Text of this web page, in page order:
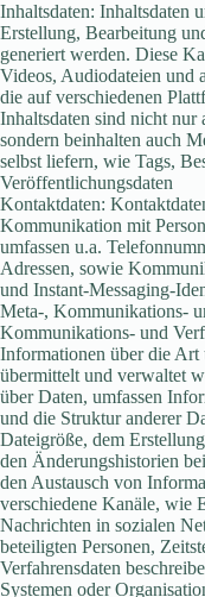
Inhaltsdaten: Inhaltsdaten
Erstellung, Bearbeitung
generiert werden. Diese
Videos, Audiodateien und
die auf verschiedenen
Inhaltsdaten sind nicht nur
sondern beinhalten auch
selbst liefern, wie Tags,
Veröffentlichungsdaten
Kontaktdaten:
Kommunikation mit
umfassen u.a.
Adressen, sowie
und Instant-Messaging-
Meta-, Kommunikations-
Kommunikations- und
Informationen über die Art
übermittelt und verwaltet
über Daten, umfassen
und die Struktur anderer
Dateigröße, dem
den Änderungshistorien
den Austausch von
verschiedene Kanäle, wie
Nachrichten in sozialen
beteiligten Personen,
Verfahrensdaten
Systemen oder